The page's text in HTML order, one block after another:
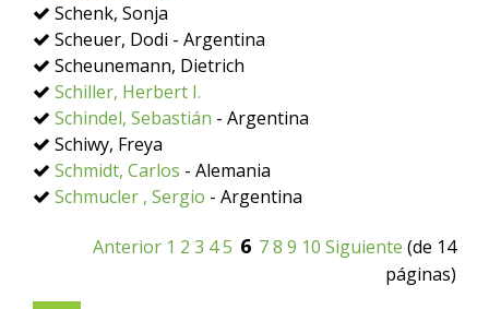
Schenk, Sonja
Scheuer, Dodi - Argentina
Scheunemann, Dietrich
Schiller, Herbert I.
Schindel, Sebastián - Argentina
Schiwy, Freya
Schmidt, Carlos - Alemania
Schmucler , Sergio - Argentina
Anterior 1 2 3 45 6 78 9 10 Siguiente (de 14
páginas)